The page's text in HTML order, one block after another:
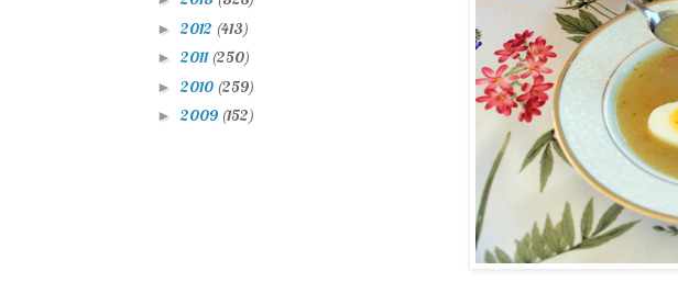
► 2012 (413)
► 2011 (250)
► 2010 (259)
► 2009 (152)